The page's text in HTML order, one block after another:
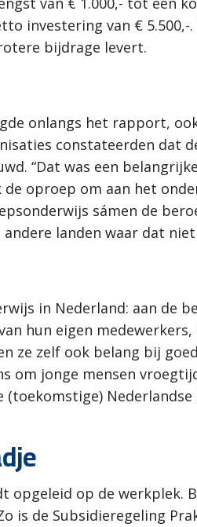
investering van €
bijdrage levert.
onlangs het rapport,
constateerden dat
“Dat was een
oproep om aan het
sámen de
landen waar dat
in Nederland: aan de
hun eigen
ze zelf ook belang bij
om jonge mensen
op de werkplek.
is de Subsidieregeling